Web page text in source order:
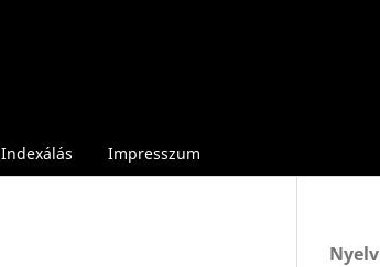
Indexálás Impresszum
Nyelv